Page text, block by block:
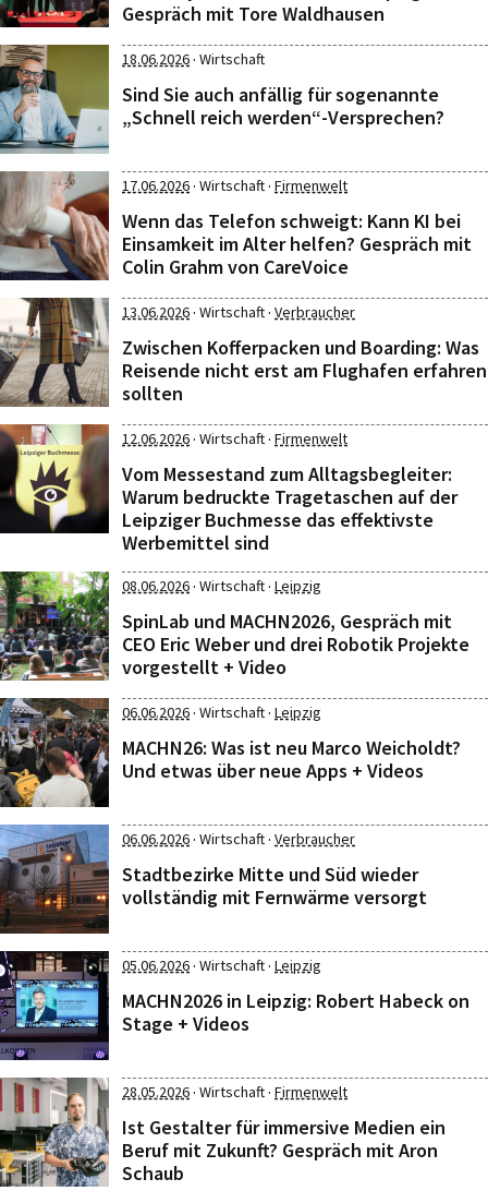
Gespräch mit Tore Waldhausen
18.06.2026· Wirtschaft
Sind Sie auch anfällig für sogenannte
„Schnell reich werden“-Versprechen?
17.06.2026· Wirtschaft· Firmenwelt
Wenn das Telefon schweigt: Kann KI bei
Einsamkeit im Alter helfen? Gespräch mit
Colin Grahm von CareVoice
13.06.2026· Wirtschaft· Verbraucher
Zwischen Kofferpacken und Boarding: Was
Reisende nicht erst am Flughafen erfahren
sollten
12.06.2026· Wirtschaft· Firmenwelt
Vom Messestand zum Alltagsbegleiter:
Warum bedruckte Tragetaschen auf der
Leipziger Buchmesse das effektivste
Werbemittel sind
08.06.2026· Wirtschaft· Leipzig
SpinLab und MACHN2026, Gespräch mit
CEO Eric Weber und drei Robotik Projekte
vorgestellt + Video
06.06.2026· Wirtschaft· Leipzig
MACHN26: Was ist neu Marco Weicholdt?
Und etwas über neue Apps + Videos
06.06.2026· Wirtschaft· Verbraucher
Stadtbezirke Mitte und Süd wieder
vollständig mit Fernwärme versorgt
05.06.2026· Wirtschaft· Leipzig
MACHN2026 in Leipzig: Robert Habeck on
Stage + Videos
28.05.2026· Wirtschaft· Firmenwelt
Ist Gestalter für immersive Medien ein
Beruf mit Zukunft? Gespräch mit Aron
Schaub